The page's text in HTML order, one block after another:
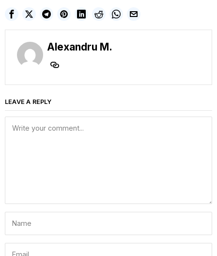
Alexandru M.
LEAVE A REPLY